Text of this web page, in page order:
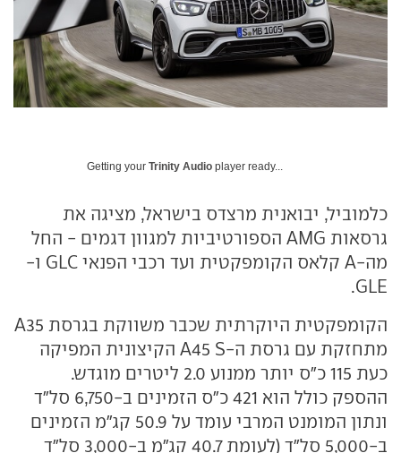
Getting your Trinity Audio player ready...
כלמוביל, יבואנית מרצדס בישראל, מציגה את
גרסאות AMG הספורטיביות למגוון דגמים - החל
מה-A קלאס הקומפקטית ועד רכבי הפנאי GLC ו-
GLE.
הקומפקטית היוקרתית שכבר משווקת בגרסת A35
מתחזקת עם גרסת ה-A45 S הקיצונית המפיקה
כעת 115 כ"ס יותר ממנוע 2.0 ליטרים מוגדש.
ההספק כולל הוא 421 כ"ס הזמינים ב-6,750 סל"ד
ונתון המומנט המרבי עומד על 50.9 קג"מ הזמינים
ב-5,000 סל"ד (לעומת 40.7 קג"מ ב-3,000 סל"ד